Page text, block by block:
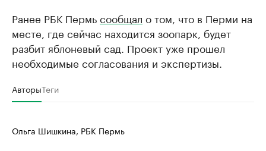
Ранее РБК Пермьсообщал о том, что в Перми на
месте, где сейчас находится зоопарк, будет
разбит яблоневый сад. Проект уже прошел
необходимые согласования и экспертизы.
АвторыТеги
Ольга Шишкина, РБК Пермь